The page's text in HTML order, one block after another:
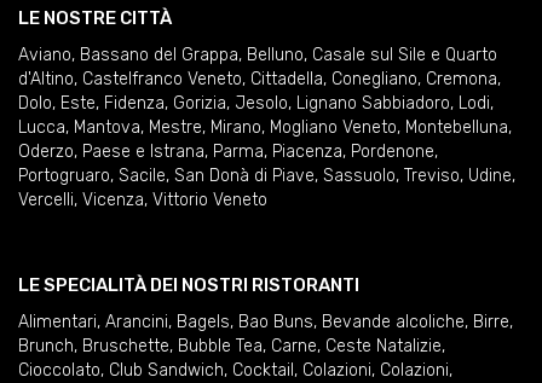
LE NOSTRE CITTÀ
Aviano, Bassano del Grappa, Belluno, Casale sul Sile e Quarto
d'Altino, Castelfranco Veneto, Cittadella, Conegliano, Cremona,
Dolo, Este, Fidenza, Gorizia, Jesolo, Lignano Sabbiadoro, Lodi,
Lucca, Mantova, Mestre, Mirano, Mogliano Veneto, Montebelluna,
Oderzo, Paese e Istrana, Parma, Piacenza, Pordenone,
Portogruaro, Sacile, San Donà di Piave, Sassuolo, Treviso, Udine,
Vercelli, Vicenza, Vittorio Veneto
LE SPECIALITÀ DEI NOSTRI RISTORANTI
Alimentari, Arancini, Bagels, Bao Buns, Bevande alcoliche, Birre,
Brunch, Bruschette, Bubble Tea, Carne, Ceste Natalizie,
Cioccolato, Club Sandwich, Cocktail , Colazioni, Colazioni,